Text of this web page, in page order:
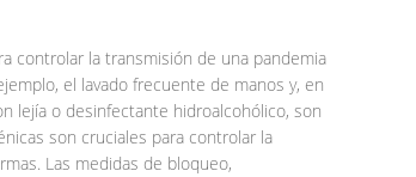
controlar la transmisión de una pandemia
el lavado frecuente de manos y, en
lejía o desinfectante hidroalcohólico, son
son cruciales para controlar la
Las medidas de bloqueo,